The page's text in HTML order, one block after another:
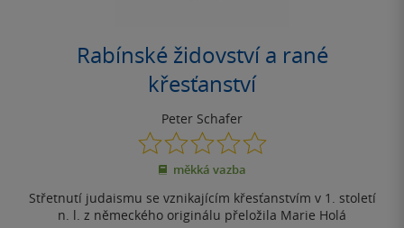
Rabínské židovství a rané
křesťanství
Peter Schafer
0.0
z
5
měkká vazba
Střetnutí judaismu se vznikajícím křesťanstvím v 1. století
n. l. z německého originálu přeložila Marie Holá